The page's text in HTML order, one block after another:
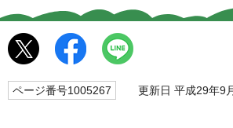
ページ番号1005267 更新日 平成29年9